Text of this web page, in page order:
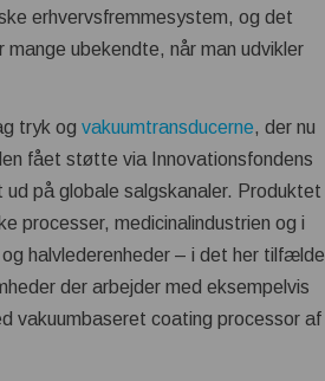
erhvervsfremmesystem, og det
ubekendte, når man udvikler
tryk ogvakuumtransducerne, der nu
fået støtte via Innovationsfondens
på globale salgskanaler. Produktet
processer, medicinalindustrien og i
halvlederenheder – i det her tilfælde
der arbejder med eksempelvis
vakuumbaseret coating processor af